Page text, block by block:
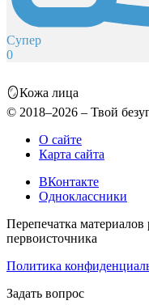
Супер
0
🪞Кожа лица
© 2018–2026 – Твой
О сайте
Карта сайта
ВКонтакте
Одноклассники
Перепечатка материалов
первоисточника
Политика
Задать вопрос